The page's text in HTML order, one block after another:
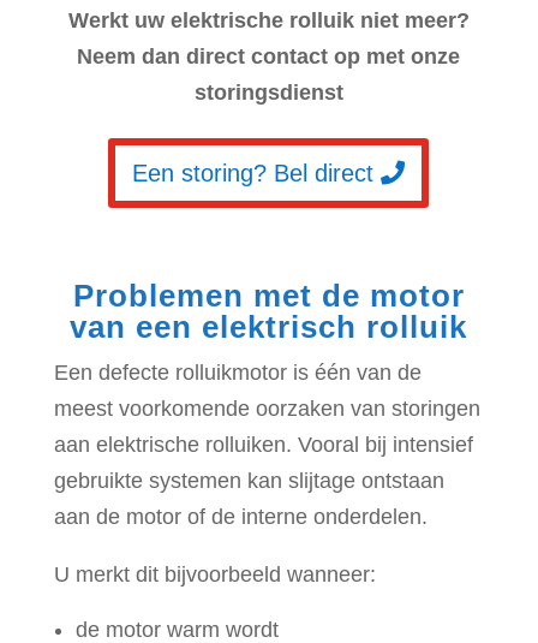
Werkt uw elektrische rolluik niet meer?
Neem dan direct contact op met onze
storingsdienst
Een storing? Bel direct
Problemen met de motor
van een elektrisch rolluik
Een defecte rolluikmotor is één van de
meest voorkomende oorzaken van storingen
aan elektrische rolluiken. Vooral bij intensief
gebruikte systemen kan slijtage ontstaan
aan de motor of de interne onderdelen.
U merkt dit bijvoorbeeld wanneer:
de motor warm wordt